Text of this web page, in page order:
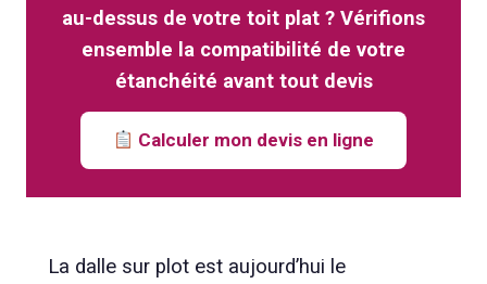
au-dessus de votre toit plat ? Vérifions
ensemble la compatibilité de votre
étanchéité avant tout devis
Calculer mon devis en ligne
La dalle sur plot est aujourd’hui le